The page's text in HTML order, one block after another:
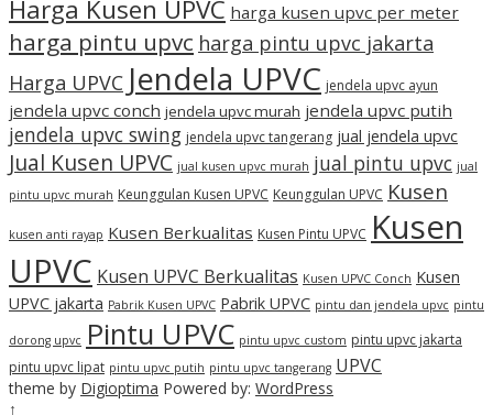
Harga Kusen UPVC harga kusen upvc per meter
harga pintu upvc harga pintu upvc jakarta
Harga UPVC Jendela UPVC jendela upvc ayun
jendela upvc conch jendela upvc murah jendela upvc putih
jendela upvc swing jendela upvc tangerang jual jendela upvc
Jual Kusen UPVC jual kusen upvc murah jual pintu upvc jual
pintu upvc murah Keunggulan Kusen UPVC Keunggulan UPVC Kusen
kusen anti rayap Kusen Berkualitas Kusen Pintu UPVC Kusen
UPVC Kusen UPVC Berkualitas Kusen UPVC Conch Kusen
UPVC jakarta Pabrik Kusen UPVC Pabrik UPVC pintu dan jendela upvc pintu
dorong upvc Pintu UPVC pintu upvc custom pintu upvc jakarta
pintu upvc lipat pintu upvc putih pintu upvc tangerang UPVC
theme by Digioptima Powered by: WordPress
↑